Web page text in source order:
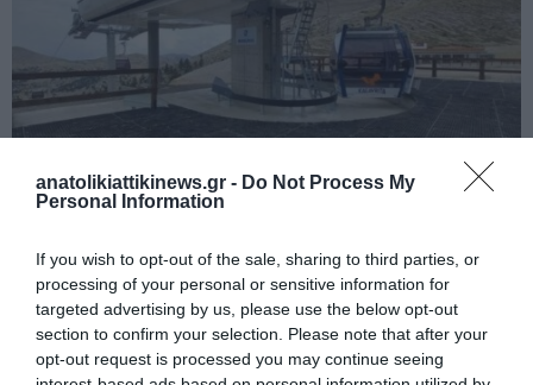
anatolikiattikinews.gr - Do Not Process My
Personal Information
If you wish to opt-out of the sale, sharing to third parties, or
processing of your personal or sensitive information for
targeted advertising by us, please use the below opt-out
section to confirm your selection. Please note that after your
opt-out request is processed you may continue seeing
Φανταστικές εικόνες από τον εκσυγχρονισμό στο Χιονοδρομικό